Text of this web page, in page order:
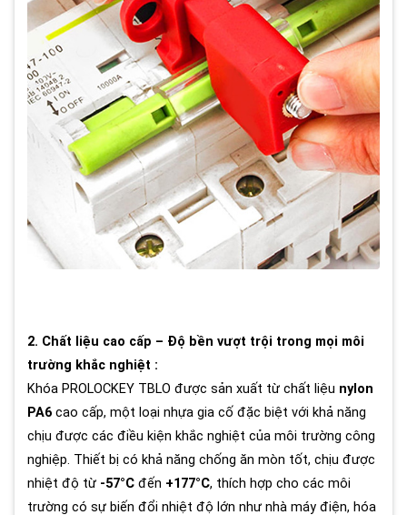
2. Chất liệu cao cấp – Độ bền vượt trội trong mọi môi
trường khắc nghiệt :
Khóa PROLOCKEY TBLO được sản xuất từ chất liệu nylon
PA6 cao cấp, một loại nhựa gia cố đặc biệt với khả năng
chịu được các điều kiện khắc nghiệt của môi trường công
nghiệp. Thiết bị có khả năng chống ăn mòn tốt, chịu được
nhiệt độ từ -57°C đến +177°C, thích hợp cho các môi
trường có sự biến đổi nhiệt độ lớn như nhà máy điện, hóa